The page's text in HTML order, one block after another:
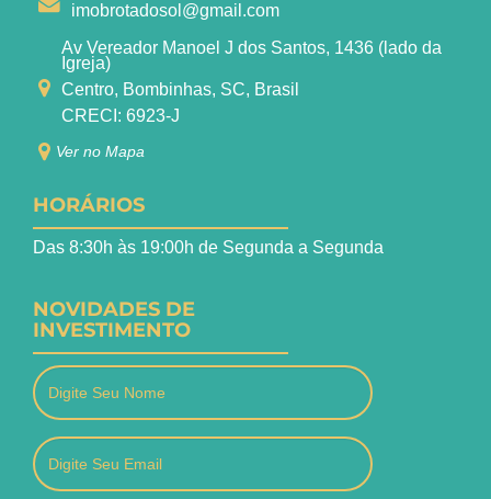
imobrotadosol@gmail.com
Av Vereador Manoel J dos Santos, 1436 (lado da
Igreja)
Centro, Bombinhas, SC, Brasil
CRECI: 6923-J
Ver no Mapa
HORÁRIOS
Das 8:30h às 19:00h de Segunda a Segunda
NOVIDADES DE
INVESTIMENTO